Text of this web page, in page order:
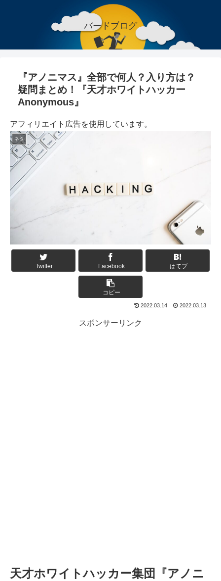
バードブログ
『アノニマス』全部で何人？入り方は？
疑問まとめ！『天才ホワイトハッカー
Anonymous』
アフィリエイト広告を使用しています。
ネタ
Twitter Facebook はてブ
コピー
2022.03.14 2022.03.13
スポンサーリンク
天才ホワイトハッカー集団『アノニ